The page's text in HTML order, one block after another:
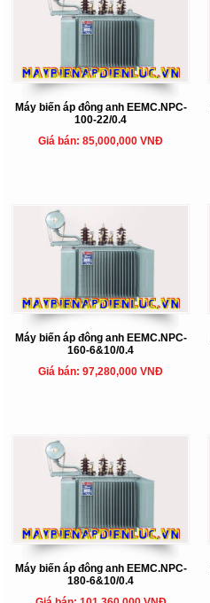
Máy biến áp đông anh EEMC.NPC-
100-22/0.4
Giá bán: 85,000,000 VNĐ
Máy biến áp đông anh EEMC.NPC-
160-6&10/0.4
Giá bán: 97,280,000 VNĐ
Máy biến áp đông anh EEMC.NPC-
180-6&10/0.4